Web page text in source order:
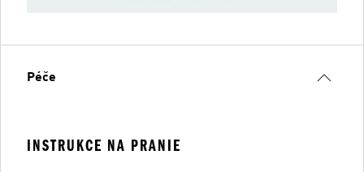
Péče
INSTRUKCE NA PRANIE